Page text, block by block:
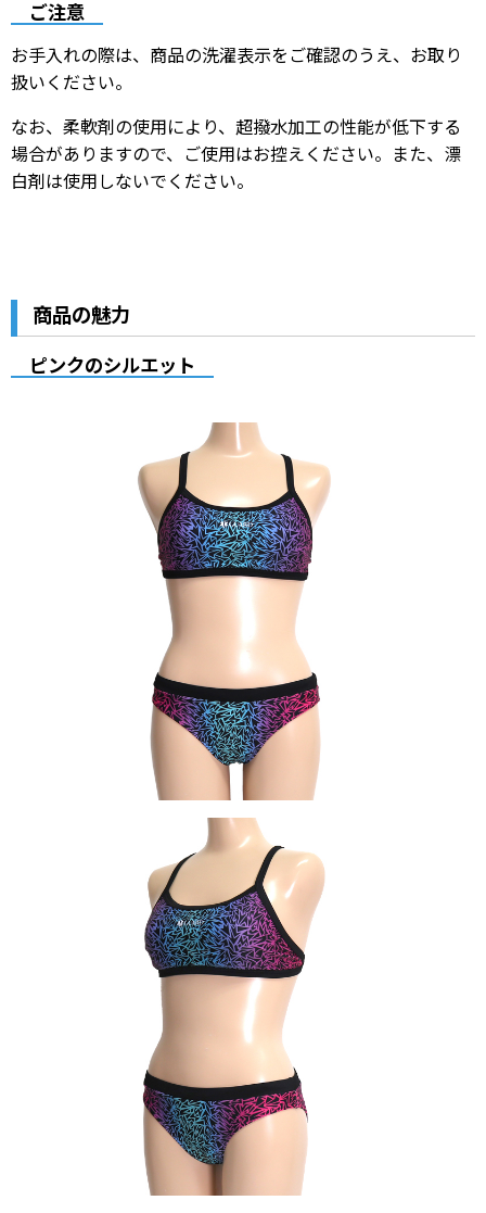
ご注意
お手入れの際は、商品の洗濯表示をご確認のうえ、お取り
扱いください。
なお、柔軟剤の使用により、超撥水加工の性能が低下する
場合がありますので、ご使用はお控えください。また、漂
白剤は使用しないでください。
商品の魅力
ピンクのシルエット